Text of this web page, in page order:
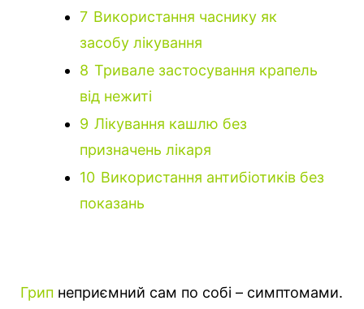
7 Використання часнику як
засобу лікування
8 Тривале застосування крапель
від нежиті
9 Лікування кашлю без
призначень лікаря
10 Використання антибіотиків без
показань
Грип неприємний сам по собі – симптомами.